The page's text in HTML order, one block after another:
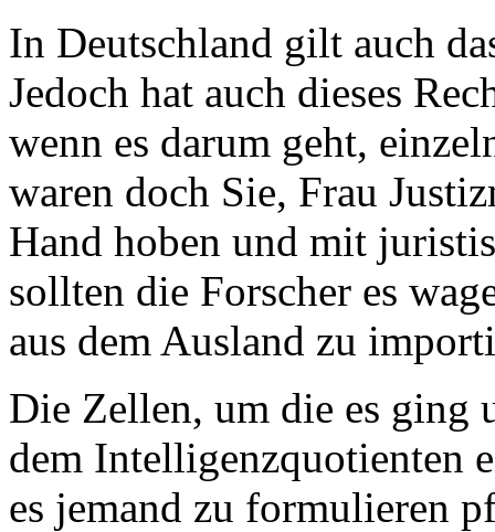
In Deutschland gilt auch
Jedoch hat auch dieses
wenn es darum geht,
waren doch Sie, Frau
Hand hoben und mit
sollten die Forscher es
aus dem Ausland zu
Die Zellen, um die es ging
dem Intelligenzquotienten
es jemand zu formulieren